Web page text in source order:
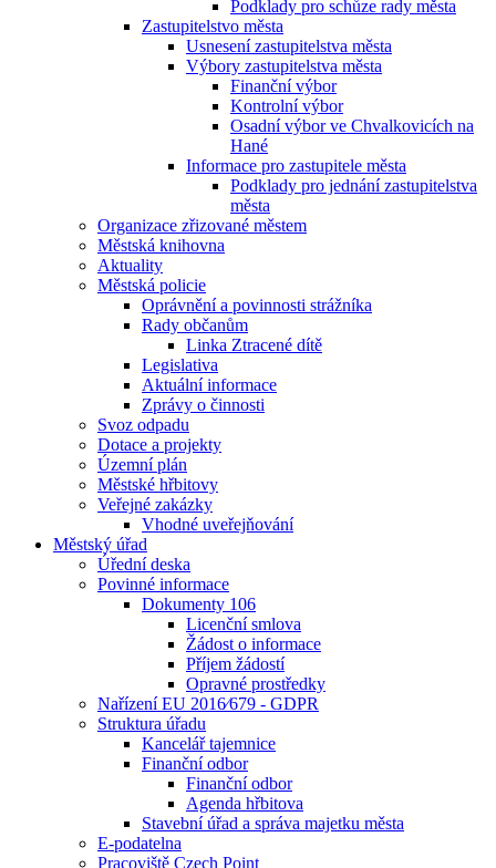
Podklady pro schůze rady města
Zastupitelstvo města
Usnesení zastupitelstva města
Výbory zastupitelstva města
Finanční výbor
Kontrolní výbor
Osadní výbor ve Chvalkovicích na
Hané
Informace pro zastupitele města
Podklady pro jednání zastupitelstva
města
Organizace zřizované městem
Městská knihovna
Aktuality
Městská policie
Oprávnění a povinnosti strážníka
Rady občanům
Linka Ztracené dítě
Legislativa
Aktuální informace
Zprávy o činnosti
Svoz odpadu
Dotace a projekty
Územní plán
Městské hřbitovy
Veřejné zakázky
Vhodné uveřejňování
Městský úřad
Úřední deska
Povinné informace
Dokumenty 106
Licenční smlova
Žádost o informace
Příjem žádostí
Opravné prostředky
Nařízení EU 2016⁄679 - GDPR
Struktura úřadu
Kancelář tajemnice
Finanční odbor
Finanční odbor
Agenda hřbitova
Stavební úřad a správa majetku města
E-podatelna
Pracoviště Czech Point